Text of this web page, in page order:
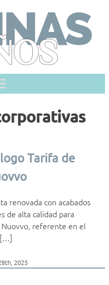
Tarifa de
renovada con acabados
de alta calidad para
referente en el
[…]
2025